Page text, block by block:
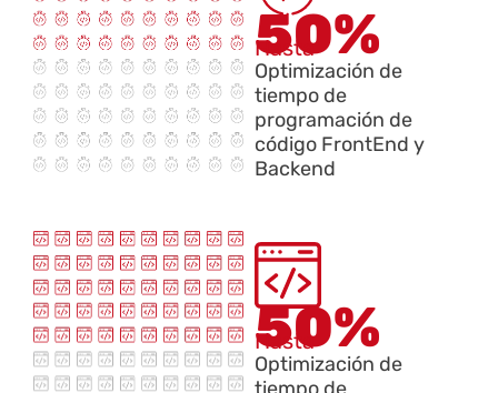
50%
Hasta
Optimización de
tiempo de
programación de
código FrontEnd y
Backend
50%
Hasta
Optimización de
tiempo de